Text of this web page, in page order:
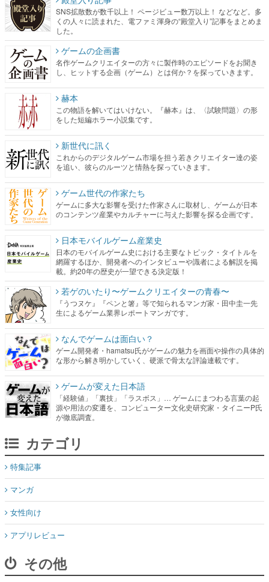
SNS拡散数が数千以上！ ページビュー数万以上！ などなど。多
くの人々に読まれた、電ファミ渾身の“殿堂入り”記事をまとめま
した。
ゲームの企画書
名作ゲームクリエイターの方々に製作時のエピソードをお聞き
し、ヒットする企画（ゲーム）とは何か？を探っていきます。
赫本
この物語を解いてはいけない。『赫本』は、〈試験問題〉の形
をした短編ホラー小説集です。
新世代に訊く
これからのデジタルゲーム市場を担う若きクリエイター達の姿
を追い、彼らのルーツと情熱を探っていきます。
ゲーム世代の作家たち
ゲームに多大な影響を受けた作家さんに取材し、ゲームが日本
のコンテンツ産業やカルチャーに与えた影響を探る企画です。
日本モバイルゲーム産業史
日本のモバイルゲーム史における主要なトピック・タイトルを
網羅するほか、開発者へのインタビューや識者による解説を掲
載。約20年の歴史が一望できる決定版！
若ゲのいたり〜ゲームクリエイターの青春〜
『うつヌケ』『ペンと箸』等で知られるマンガ家・田中圭一先
生によるゲーム業界レポートマンガです。
なんでゲームは面白い？
ゲーム開発者・hamatsu氏がゲームの魅力を画面や操作の具体的
な形から解き明かしていく、硬派で骨太な評論連載です。
ゲームが変えた日本語
「経験値」「裏技」「ラスボス」… ゲームにまつわる言葉の起
源や用法の変遷を、コンピューター文化史研究家・タイニーP氏
が徹底調査。
カテゴリ
特集記事
マンガ
女性向け
アプリレビュー
その他